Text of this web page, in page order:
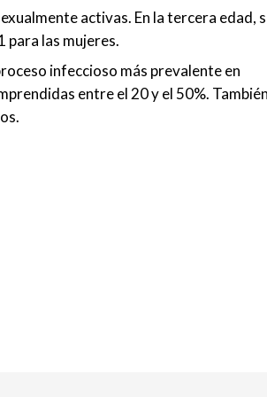
activas. En la tercera edad,
para las mujeres.
infeccioso más prevalente en
entre el 20 y el 50%.